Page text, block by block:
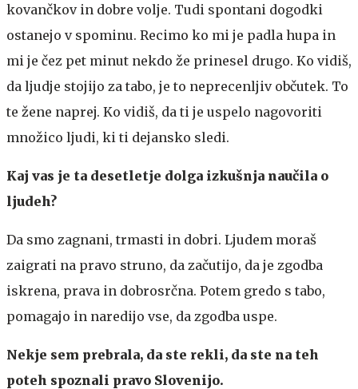
kovančkov in dobre volje. Tudi spontani dogodki
ostanejo v spominu. Recimo ko mi je padla hupa in
mi je čez pet minut nekdo že prinesel drugo. Ko vidiš,
da ljudje stojijo za tabo, je to neprecenljiv občutek. To
te žene naprej. Ko vidiš, da ti je uspelo nagovoriti
množico ljudi, ki ti dejansko sledi.
Kaj vas je ta desetletje dolga izkušnja naučila o
ljudeh?
Da smo zagnani, trmasti in dobri. Ljudem moraš
zaigrati na pravo struno, da začutijo, da je zgodba
iskrena, prava in dobrosrčna. Potem gredo s tabo,
pomagajo in naredijo vse, da zgodba uspe.
Nekje sem prebrala, da ste rekli, da ste na teh
poteh spoznali pravo Slovenijo.